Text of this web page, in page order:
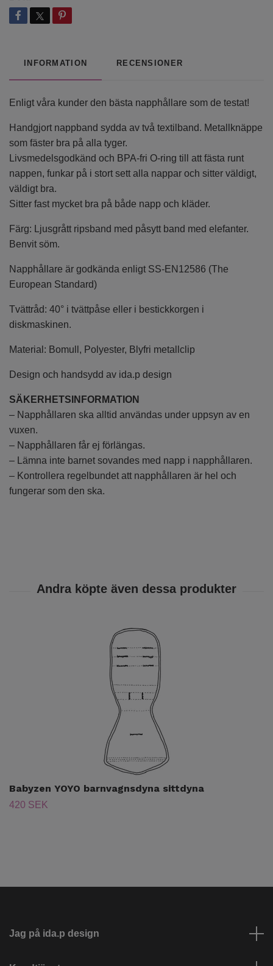
INFORMATION RECENSIONER
Enligt våra kunder den bästa napphållare som de testat!
Handgjort nappband sydda av två textilband. Metallknäppe
som fäster bra på alla tyger.
Livsmedelsgodkänd och BPA-fri O-ring till att fästa runt
nappen, funkar på i stort sett alla nappar och sitter väldigt,
väldigt bra.
Sitter fast mycket bra på både napp och kläder.
Färg: Ljusgrått ripsband med påsytt band med elefanter.
Benvit söm.
Napphållare är godkända enligt SS-EN12586 (The
European Standard)
Tvättråd: 40° i tvättpåse eller i bestickkorgen i
diskmaskinen.
Material: Bomull, Polyester, Blyfri metallclip
Design och handsydd av ida.p design
SÄKERHETSINFORMATION
– Napphållaren ska alltid användas under uppsyn av en
vuxen.
– Napphållaren får ej förlängas.
– Lämna inte barnet sovandes med napp i napphållaren.
– Kontrollera regelbundet att napphållaren är hel och
fungerar som den ska.
Babyzen YOYO barnvagnsdyna sittdyna
420 SEK
Jag på ida.p design